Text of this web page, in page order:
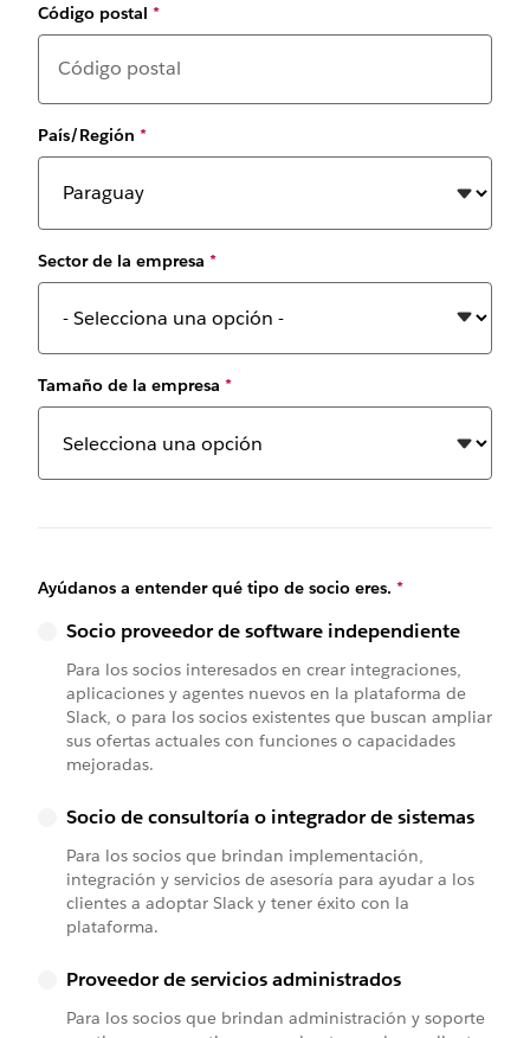
Código postal *
País/Región *
Sector de la empresa *
Tamaño de la empresa *
Ayúdanos a entender qué tipo de socio eres. *
Socio proveedor de software independiente
Para los socios interesados en crear integraciones,
aplicaciones y agentes nuevos en la plataforma de
Slack, o para los socios existentes que buscan ampliar
sus ofertas actuales con funciones o capacidades
mejoradas.
Socio de consultoría o integrador de sistemas
Para los socios que brindan implementación,
integración y servicios de asesoría para ayudar a los
clientes a adoptar Slack y tener éxito con la
plataforma.
Proveedor de servicios administrados
Para los socios que brindan administración y soporte